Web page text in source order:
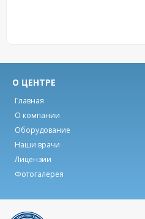
О ЦЕНТРЕ
Главная
О компании
Оборудование
Наши врачи
Лицензии
Фотогалерея